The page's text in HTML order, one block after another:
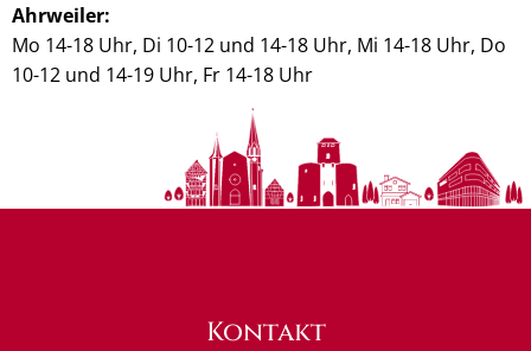
Ahrweiler:
Mo 14-18 Uhr, Di 10-12 und 14-18 Uhr, Mi 14-18 Uhr, Do
10-12 und 14-19 Uhr, Fr 14-18 Uhr
Kontakt